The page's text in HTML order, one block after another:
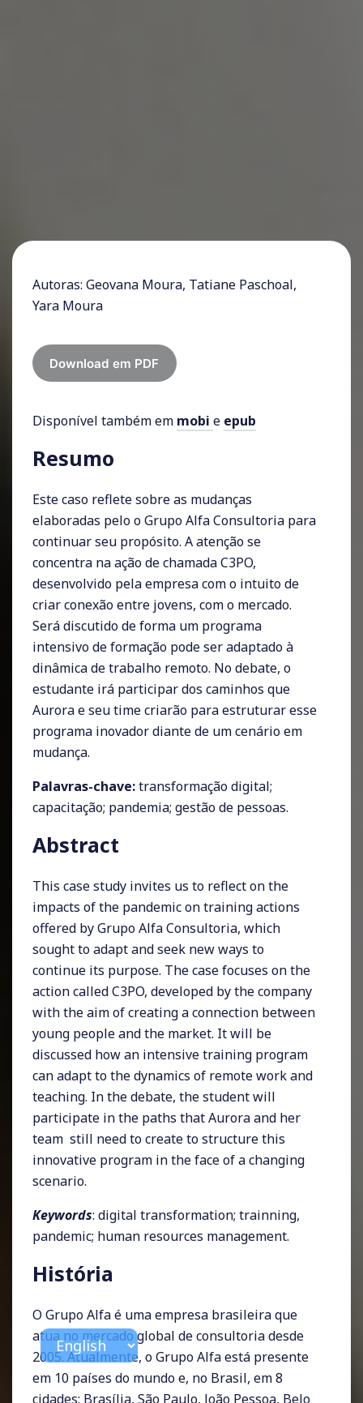
Autoras: Geovana Moura, Tatiane Paschoal,
Yara Moura
Download em PDF
Disponível também em mobi e epub
Resumo
Este caso reflete sobre as mudanças
elaboradas pelo o Grupo Alfa Consultoria para
continuar seu propósito. A atenção se
concentra na ação de chamada C3PO,
desenvolvido pela empresa com o intuito de
criar conexão entre jovens, com o mercado.
Será discutido de forma um programa
intensivo de formação pode ser adaptado à
dinâmica de trabalho remoto. No debate, o
estudante irá participar dos caminhos que
Aurora e seu time criarão para estruturar esse
programa inovador diante de um cenário em
mudança.
Palavras-chave:transformação digital;
capacitação; pandemia; gestão de pessoas.
Abstract
This case study invites us to reflect on the
impacts of the pandemic on training actions
offered by Grupo Alfa Consultoria, which
sought to adapt and seek new ways to
continue its purpose. The case focuses on the
action called C3PO, developed by the company
with the aim of creating a connection between
young people and the market. It will be
discussed how an intensive training program
can adapt to the dynamics of remote work and
teaching. In the debate, the student will
participate in the paths that Aurora and her
team still need to create to structure this
innovative program in the face of a changing
scenario.
Keywords: digital transformation; trainning,
pandemic; human resources management.
História
O Grupo Alfa é uma empresa brasileira que
atua no mercado global de consultoria desde
2005. Atualmente, o Grupo Alfa está presente
em 10 países do mundo e, no Brasil, em 8
cidades: Brasília, São Paulo, João Pessoa, Belo